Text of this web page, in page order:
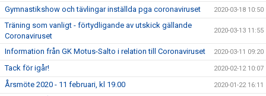
Gymnastikshow och tävlingar inställda pga coronaviruset 2020-03-18 10:50
Träning som vanligt - förtydligande av utskick gällande
Coronaviruset
2020-03-13 11:55
Information från GK Motus-Salto i relation till Coronaviruset 2020-03-11 09:20
Tack för igår! 2020-02-12 10:07
Årsmöte 2020 - 11 februari, kl 19.00 2020-01-22 16:11